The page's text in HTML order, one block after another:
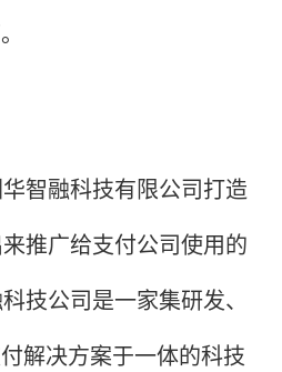
智融科技有限公司打造
推广给支付公司使用的
技公司是一家集研发、
解决方案于一体的科技